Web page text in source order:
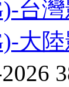
台
大